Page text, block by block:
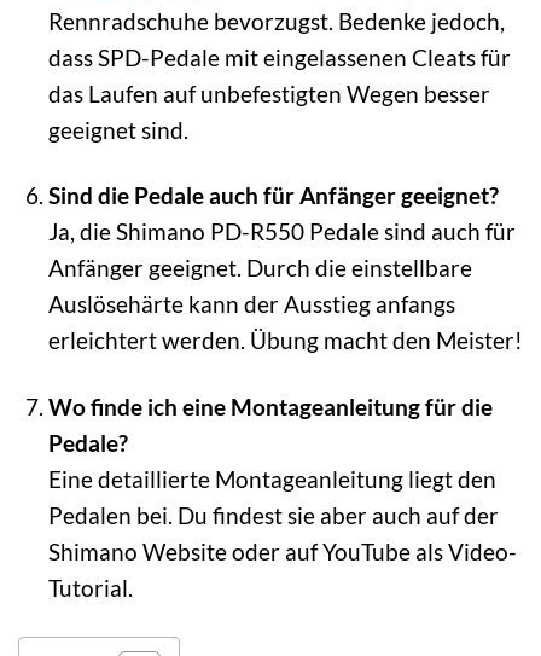
Rennradschuhe bevorzugst. Bedenke jedoch,
dass SPD-Pedale mit eingelassenen Cleats für
das Laufen auf unbefestigten Wegen besser
geeignet sind.
Sind die Pedale auch für Anfänger geeignet?
Ja, die Shimano PD-R550 Pedale sind auch für
Anfänger geeignet. Durch die einstellbare
Auslösehärte kann der Ausstieg anfangs
erleichtert werden. Übung macht den Meister!
Wo finde ich eine Montageanleitung für die
Pedale?
Eine detaillierte Montageanleitung liegt den
Pedalen bei. Du findest sie aber auch auf der
Shimano Website oder auf YouTube als Video-
Tutorial.